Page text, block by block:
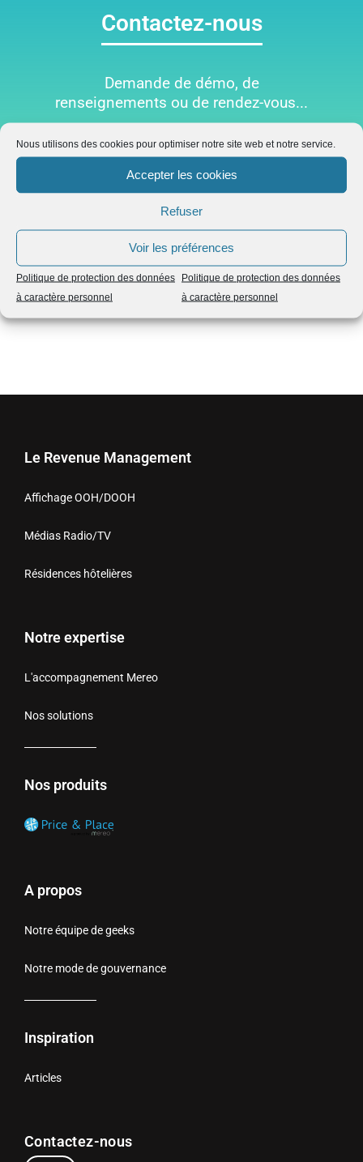
Nous utilisons des cookies pour optimiser notre site web et notre service.
Accepter les cookies
Refuser
Voir les préférences
Politique de protection des données
à caractère personnel
Politique de protection des données
à caractère personnel
Contactez-nous
Demande de démo, de
renseignements ou de rendez-vous...
Le Revenue Management
Affichage OOH/DOOH
Médias Radio/TV
Résidences hôtelières
Notre expertise
L'accompagnement Mereo
Nos solutions
Nos produits
A propos
Notre équipe de geeks
Notre mode de gouvernance
Inspiration
Articles
Contactez-nous